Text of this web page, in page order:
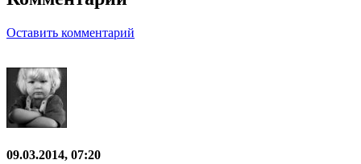
Оставить комментарий
09.03.2014, 07:20